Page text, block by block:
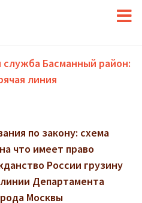
Басманный район:
линия
по закону: схема
что имеет право
России грузину
Департамента
Москвы